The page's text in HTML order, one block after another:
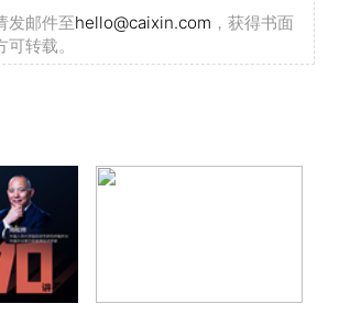
发邮件至hello@caixin.com ，获得书面
转载。